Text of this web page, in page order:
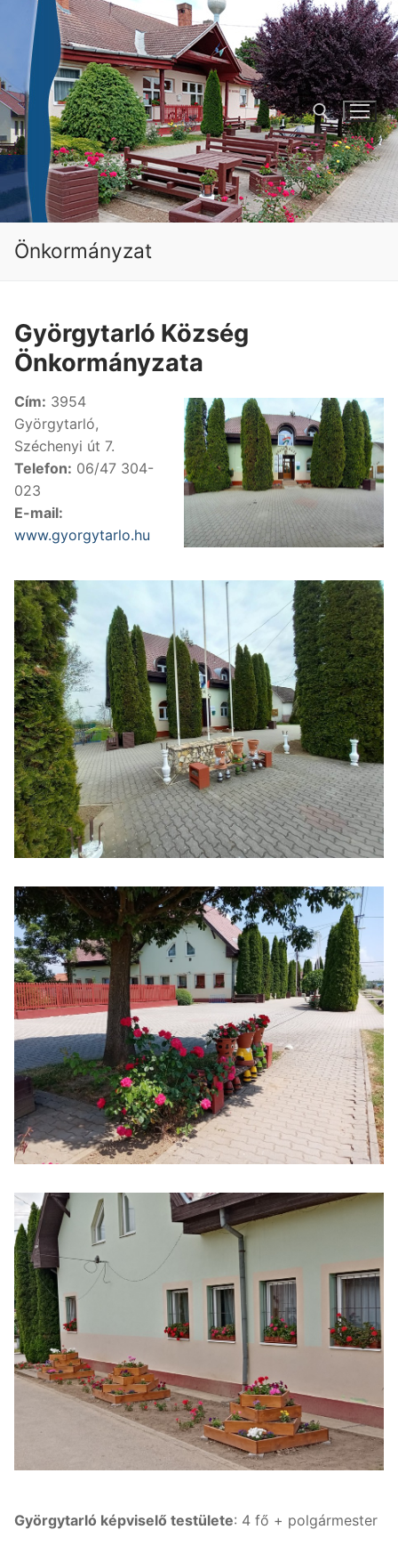
Ugrás
tartalomra
Keresése:
Önkormányzat
Györgytarló Község
Önkormányzata
Cím: 3954
Györgytarló,
Széchenyi út 7.
Telefon: 06/47 304-
023
E-mail:
www.gyorgytarlo.hu
Györgytarló képviselő testülete: 4 fő + polgármester